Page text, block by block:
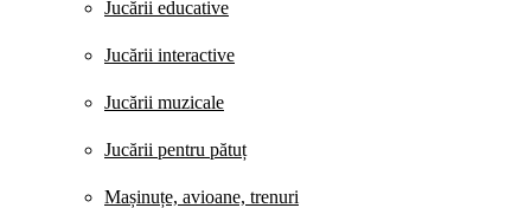
Jucării educative
Jucării interactive
Jucării muzicale
Jucării pentru pătuț
Mașinuțe, avioane, trenuri